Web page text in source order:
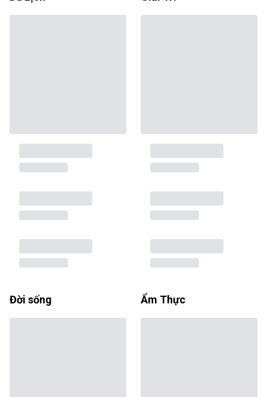
Đời sống Ẩm Thực